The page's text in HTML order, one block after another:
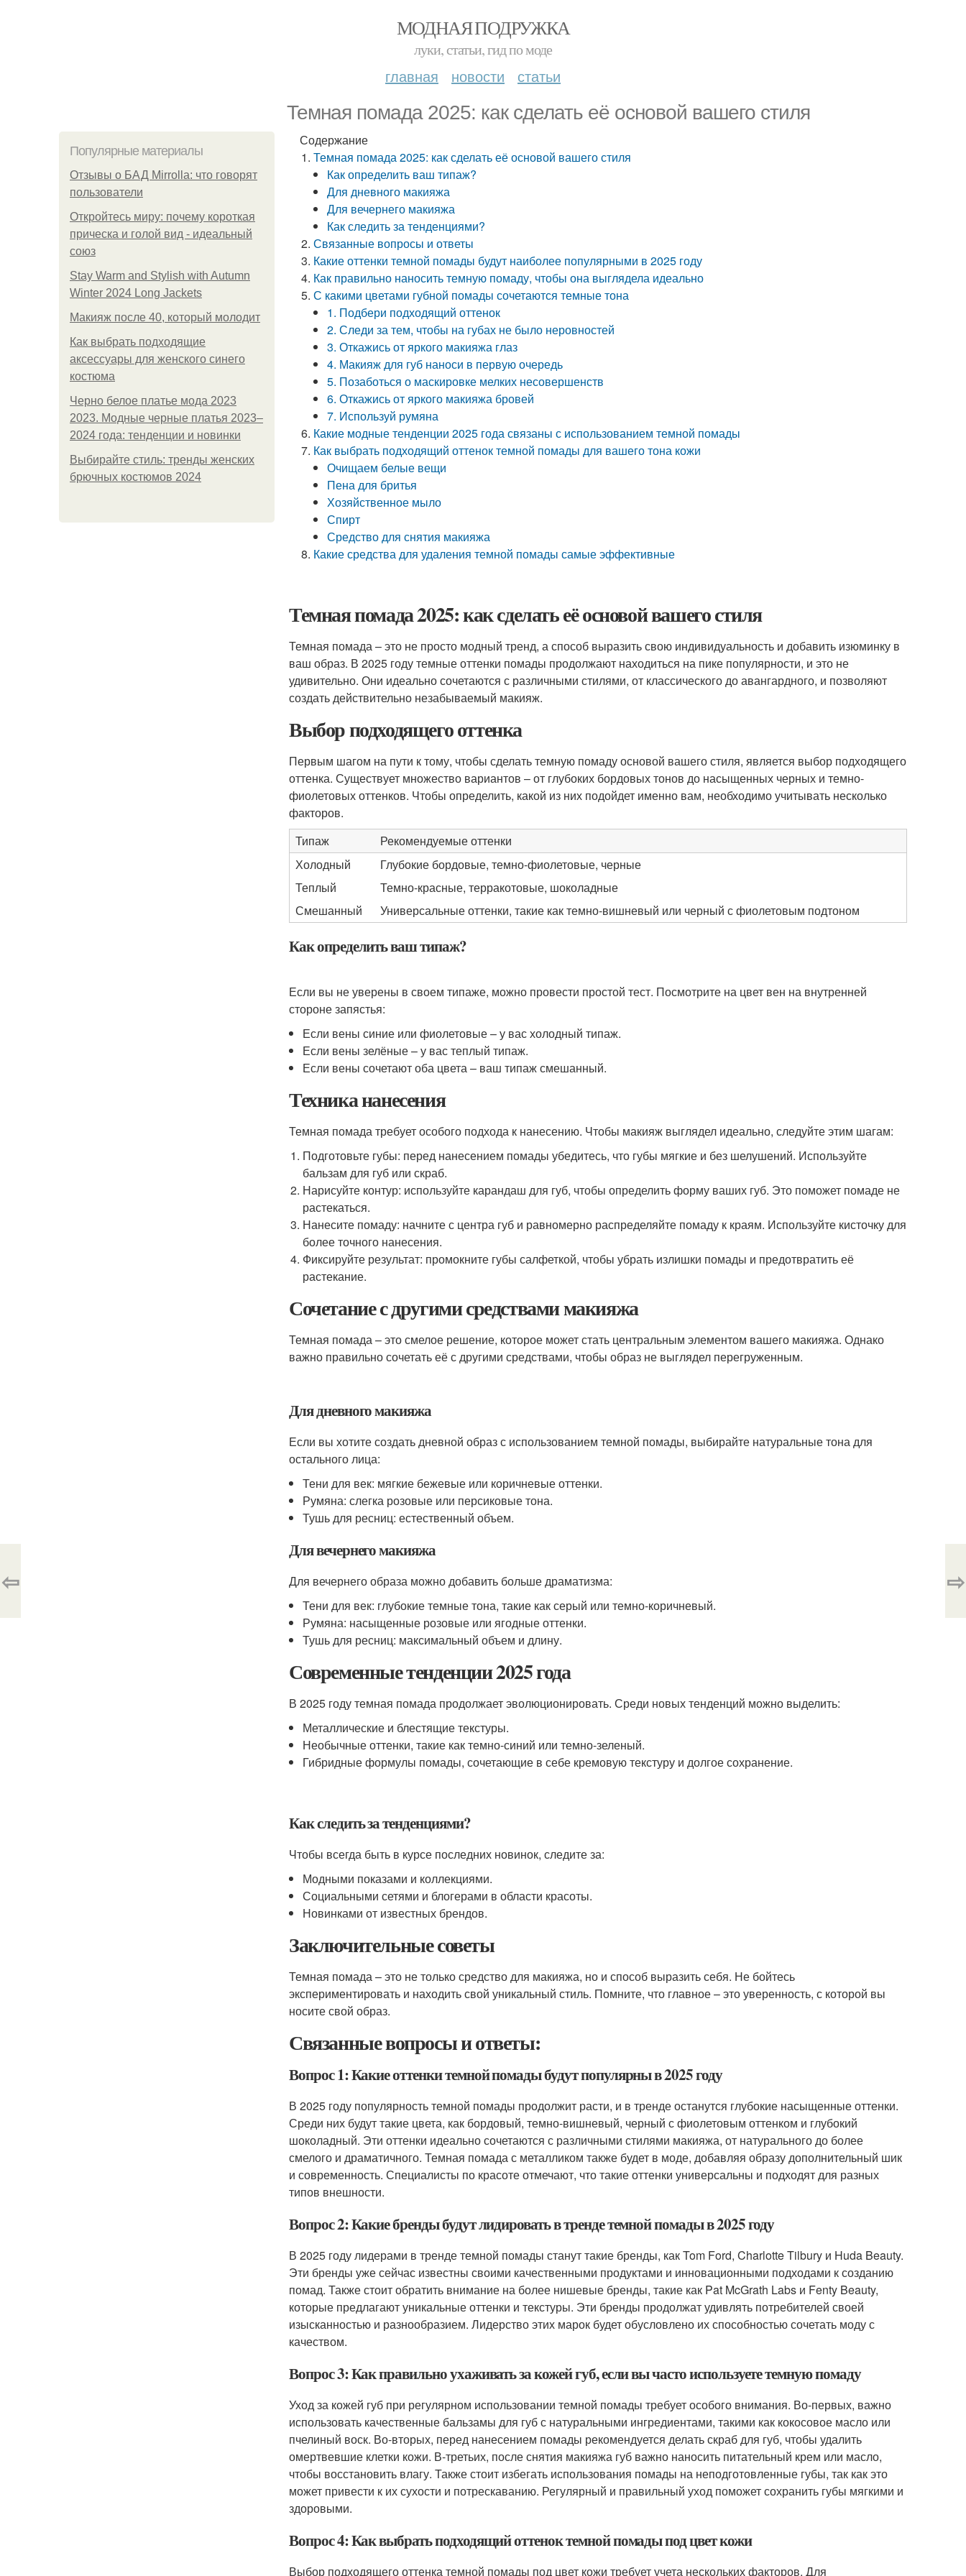
МОДНАЯ ПОДРУЖКА
луки, статьи, гид по моде
главная новости статьи
Темная помада 2025: как сделать её основой вашего стиля
Популярные материалы
Отзывы о БАД Mirrolla: что говорят
пользователи
Откройтесь миру: почему короткая
прическа и голой вид - идеальный
союз
Stay Warm and Stylish with Autumn
Winter 2024 Long Jackets
Макияж после 40, который молодит
Как выбрать подходящие
аксессуары для женского синего
костюма
Черно белое платье мода 2023
2023. Модные черные платья 2023–
2024 года: тенденции и новинки
Выбирайте стиль: тренды женских
брючных костюмов 2024
Содержание
Темная помада 2025: как сделать её основой вашего стиля
Как определить ваш типаж?
Для дневного макияжа
Для вечернего макияжа
Как следить за тенденциями?
Связанные вопросы и ответы
Какие оттенки темной помады будут наиболее популярными в 2025 году
Как правильно наносить темную помаду, чтобы она выглядела идеально
С какими цветами губной помады сочетаются темные тона
1. Подбери подходящий оттенок
2. Следи за тем, чтобы на губах не было неровностей
3. Откажись от яркого макияжа глаз
4. Макияж для губ наноси в первую очередь
5. Позаботься о маскировке мелких несовершенств
6. Откажись от яркого макияжа бровей
7. Используй румяна
Какие модные тенденции 2025 года связаны с использованием темной помады
Как выбрать подходящий оттенок темной помады для вашего тона кожи
Очищаем белые вещи
Пена для бритья
Хозяйственное мыло
Спирт
Средство для снятия макияжа
Какие средства для удаления темной помады самые эффективные
Темная помада 2025: как сделать её основой вашего стиля
Темная помада – это не просто модный тренд, а способ выразить свою индивидуальность и добавить изюминку в
ваш образ. В 2025 году темные оттенки помады продолжают находиться на пике популярности, и это не
удивительно. Они идеально сочетаются с различными стилями, от классического до авангардного, и позволяют
создать действительно незабываемый макияж.
Выбор подходящего оттенка
Первым шагом на пути к тому, чтобы сделать темную помаду основой вашего стиля, является выбор подходящего
оттенка. Существует множество вариантов – от глубоких бордовых тонов до насыщенных черных и темно-
фиолетовых оттенков. Чтобы определить, какой из них подойдет именно вам, необходимо учитывать несколько
факторов.
Типаж
Рекомендуемые оттенки
Холодный
Глубокие бордовые, темно-фиолетовые, черные
Теплый
Темно-красные, терракотовые, шоколадные
Смешанный
Универсальные оттенки, такие как темно-вишневый или черный с фиолетовым подтоном
Как определить ваш типаж?
Если вы не уверены в своем типаже, можно провести простой тест. Посмотрите на цвет вен на внутренней
стороне запястья:
Если вены синие или фиолетовые – у вас холодный типаж.
Если вены зелёные – у вас теплый типаж.
Если вены сочетают оба цвета – ваш типаж смешанный.
Техника нанесения
Темная помада требует особого подхода к нанесению. Чтобы макияж выглядел идеально, следуйте этим шагам:
Подготовьте губы: перед нанесением помады убедитесь, что губы мягкие и без шелушений. Используйте
бальзам для губ или скраб.
Нарисуйте контур: используйте карандаш для губ, чтобы определить форму ваших губ. Это поможет помаде не
растекаться.
Нанесите помаду: начните с центра губ и равномерно распределяйте помаду к краям. Используйте кисточку для
более точного нанесения.
Фиксируйте результат: промокните губы салфеткой, чтобы убрать излишки помады и предотвратить её
растекание.
Сочетание с другими средствами макияжа
Темная помада – это смелое решение, которое может стать центральным элементом вашего макияжа. Однако
важно правильно сочетать её с другими средствами, чтобы образ не выглядел перегруженным.
Для дневного макияжа
Если вы хотите создать дневной образ с использованием темной помады, выбирайте натуральные тона для
остального лица:
Тени для век: мягкие бежевые или коричневые оттенки.
Румяна: слегка розовые или персиковые тона.
Тушь для ресниц: естественный объем.
Для вечернего макияжа
Для вечернего образа можно добавить больше драматизма:
Тени для век: глубокие темные тона, такие как серый или темно-коричневый.
Румяна: насыщенные розовые или ягодные оттенки.
Тушь для ресниц: максимальный объем и длину.
Современные тенденции 2025 года
В 2025 году темная помада продолжает эволюционировать. Среди новых тенденций можно выделить:
Металлические и блестящие текстуры.
Необычные оттенки, такие как темно-синий или темно-зеленый.
Гибридные формулы помады, сочетающие в себе кремовую текстуру и долгое сохранение.
Как следить за тенденциями?
Чтобы всегда быть в курсе последних новинок, следите за:
Модными показами и коллекциями.
Социальными сетями и блогерами в области красоты.
Новинками от известных брендов.
Заключительные советы
Темная помада – это не только средство для макияжа, но и способ выразить себя. Не бойтесь
экспериментировать и находить свой уникальный стиль. Помните, что главное – это уверенность, с которой вы
носите свой образ.
Связанные вопросы и ответы:
Вопрос 1: Какие оттенки темной помады будут популярны в 2025 году
В 2025 году популярность темной помады продолжит расти, и в тренде останутся глубокие насыщенные оттенки.
Среди них будут такие цвета, как бордовый, темно-вишневый, черный с фиолетовым оттенком и глубокий
шоколадный. Эти оттенки идеально сочетаются с различными стилями макияжа, от натурального до более
смелого и драматичного. Темная помада с металликом также будет в моде, добавляя образу дополнительный шик
и современность. Специалисты по красоте отмечают, что такие оттенки универсальны и подходят для разных
типов внешности.
Вопрос 2: Какие бренды будут лидировать в тренде темной помады в 2025 году
В 2025 году лидерами в тренде темной помады станут такие бренды, как Tom Ford, Charlotte Tilbury и Huda Beauty.
Эти бренды уже сейчас известны своими качественными продуктами и инновационными подходами к созданию
помад. Также стоит обратить внимание на более нишевые бренды, такие как Pat McGrath Labs и Fenty Beauty,
которые предлагают уникальные оттенки и текстуры. Эти бренды продолжат удивлять потребителей своей
изысканностью и разнообразием. Лидерство этих марок будет обусловлено их способностью сочетать моду с
качеством.
Вопрос 3: Как правильно ухаживать за кожей губ, если вы часто используете темную помаду
Уход за кожей губ при регулярном использовании темной помады требует особого внимания. Во-первых, важно
использовать качественные бальзамы для губ с натуральными ингредиентами, такими как кокосовое масло или
пчелиный воск. Во-вторых, перед нанесением помады рекомендуется делать скраб для губ, чтобы удалить
омертвевшие клетки кожи. В-третьих, после снятия макияжа губ важно наносить питательный крем или масло,
чтобы восстановить влагу. Также стоит избегать использования помады на неподготовленные губы, так как это
может привести к их сухости и потрескаванию. Регулярный и правильный уход поможет сохранить губы мягкими и
здоровыми.
Вопрос 4: Как выбрать подходящий оттенок темной помады под цвет кожи
Выбор подходящего оттенка темной помады под цвет кожи требует учета нескольких факторов. Для
⇦ ⇨